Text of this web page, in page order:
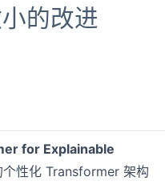
的改进
for Explainable
性化 Transformer 架构